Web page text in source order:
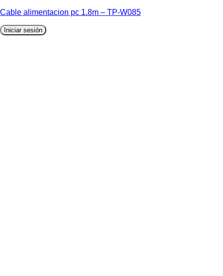
Cable alimentacion pc 1.8m – TP-W085
Iniciar sesión